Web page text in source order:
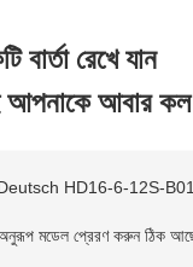
বার্তা রেখে যান
আপনাকে আবার